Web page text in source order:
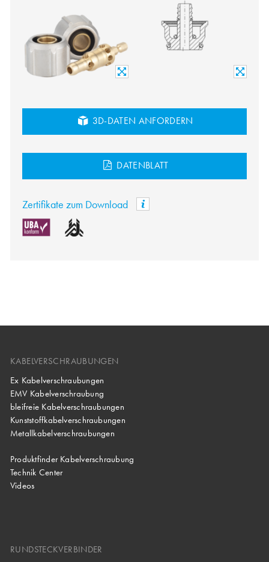
3D-DATEN ANFORDERN
DATENBLATT
Zertifikate zum Download
KABELVERSCHRAUBUNGEN
Ex Kabelverschraubungen
EMV Kabelverschraubung
bleifreie Kabelverschraubungen
Kunststoffkabelverschraubungen
Metallkabelverschraubungen
Produktfinder Kabelverschraubung
Technik Center
Videos
RUNDSTECKVERBINDER